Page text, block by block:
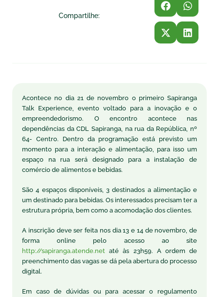
Compartilhe:
Acontece no dia 21 de novembro o primeiro Sapiranga
Talk Experience, evento voltado para a inovação e o
empreendedorismo. O encontro acontece nas
dependências da CDL Sapiranga, na rua da República, nº
64- Centro. Dentro da programação está previsto um
momento para a interação e alimentação, para isso um
espaço na rua será designado para a instalação de
comércio de alimentos e bebidas.
São 4 espaços disponíveis, 3 destinados a alimentação e
um destinado para bebidas. Os interessados precisam ter a
estrutura própria, bem como a acomodação dos clientes.
A inscrição deve ser feita nos dia 13 e 14 de novembro, de
forma online pelo acesso ao site
http://sapiranga.atende.net até às 23h59. A ordem de
preenchimento das vagas se dá pela abertura do processo
digital.
Em caso de dúvidas ou para acessar o regulamento